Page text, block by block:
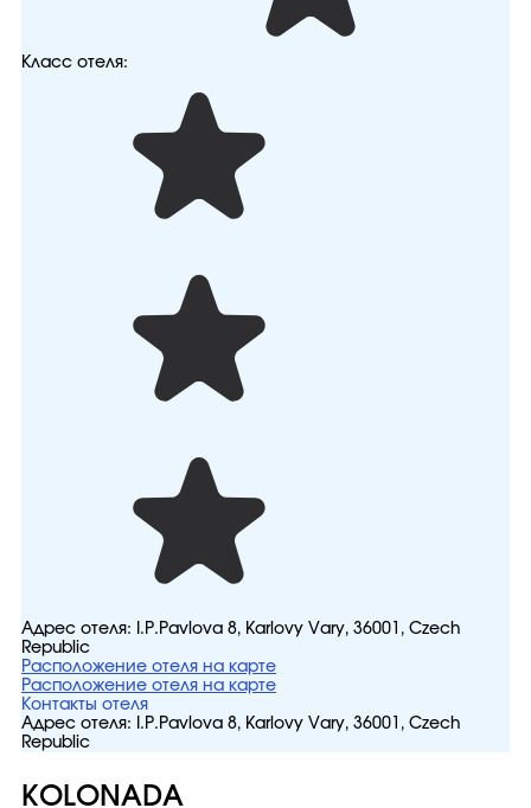
Класс отеля:
Адрес отеля:
I.P.Pavlova 8, Karlovy Vary, 36001, Czech
Republic
Расположение отеля на карте
Расположение отеля на карте
Контакты отеля
Адрес отеля:
I.P.Pavlova 8, Karlovy Vary, 36001, Czech
Republic
KOLONADA